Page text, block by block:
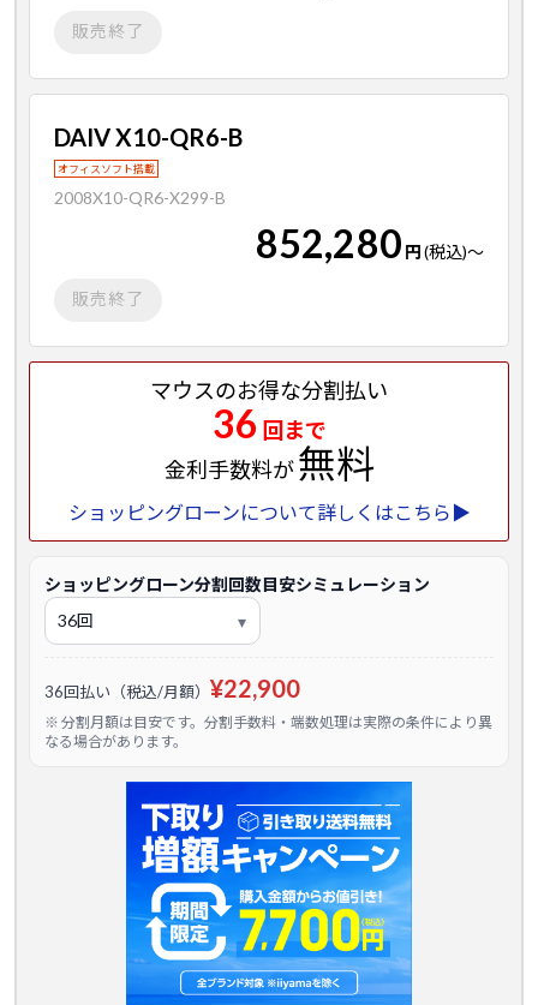
販売終了
DAIV X10-QR6-B
オフィスソフト搭載
2008X10-QR6-X299-B
852,280 円(税込)～
販売終了
マウスのお得な分割払い
36 回まで
金利手数料が無料
ショッピングローンについて詳しくはこちら▶
ショッピングローン分割回数目安シミュレーション
36回払い（税込/月額） ¥22,900
※ 分割月額は目安です。分割手数料・端数処理は実際の条件により異
なる場合があります。